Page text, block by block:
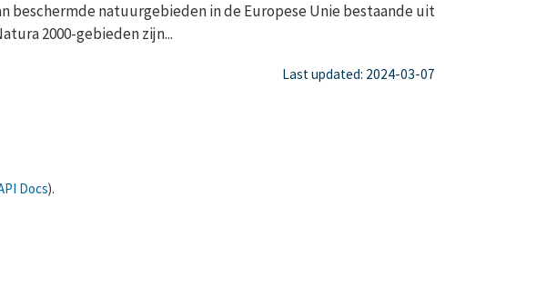
beschermde natuurgebieden in de Europese Unie bestaande uit
2000-gebieden zijn...
Last updated: 2024-03-07
Docs).